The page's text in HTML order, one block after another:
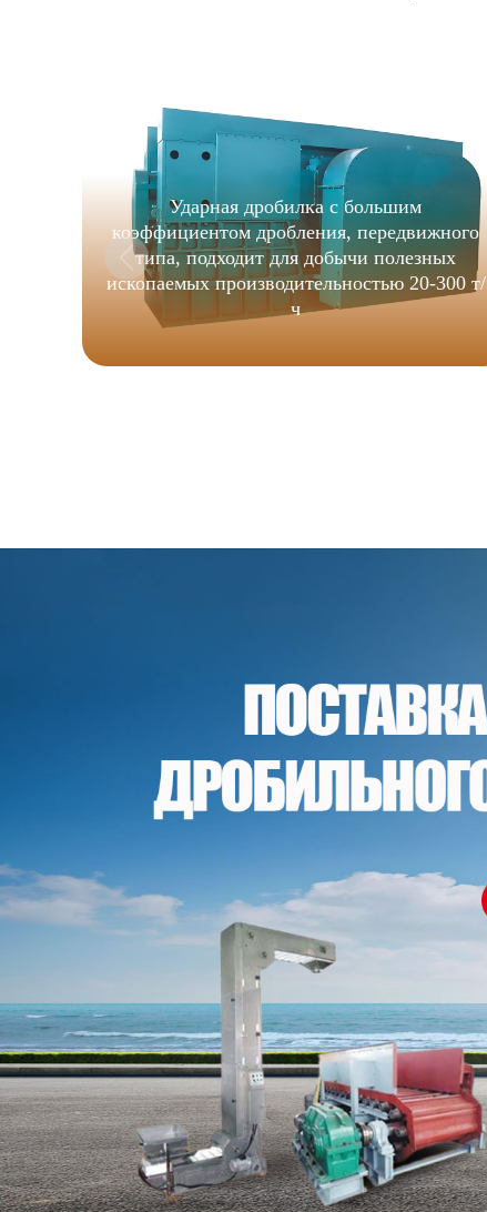
Ударная дробилка с большим
коэффициентом дробления, передвижного
типа, подходит для добычи полезных
ископаемых производительностью 20-300 т/
ч